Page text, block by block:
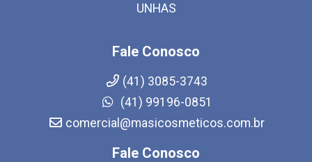
UNHAS
Fale Conosco
(41) 3085-3743
(41) 99196-0851
comercial@masicosmeticos.com.br
Fale Conosco